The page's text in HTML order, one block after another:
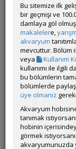
Cinsiyet ve
Cinsiyetini
fotoğrafını
Akvaryum
Hobici
ticari web
haberlerin
Alt Forum:
Duyuruları
Hastalıklar
Balık ve
Akvaryum
Çoğu
Bu sitemize ilk
bir geçmişi ve
damlaya göl
makalelere,
akvaryum
mevcuttur. Bölüm
veya
Kullanım
kullanımı ile ilgili
bu bölümlerin
bölümlerde
üye olmanız
Akvaryum
tanımak
hobinin
görmek
akvaryumunuzda